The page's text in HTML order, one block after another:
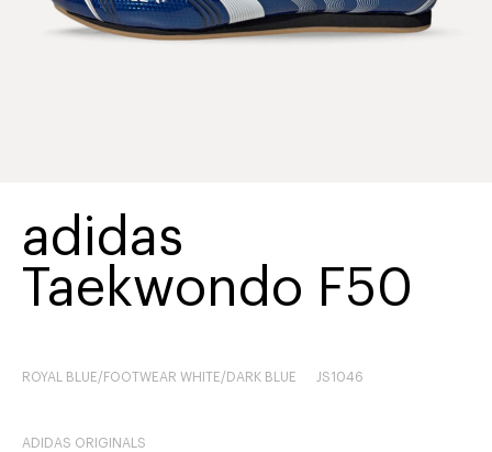
adidas
Taekwondo F50
ROYAL BLUE/FOOTWEAR WHITE/DARK BLUE JS1046
ADIDAS ORIGINALS